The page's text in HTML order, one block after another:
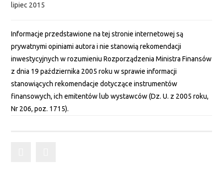
lipiec 2015
Informacje przedstawione na tej stronie internetowej są
prywatnymi opiniami autora i nie stanowią rekomendacji
inwestycyjnych w rozumieniu Rozporządzenia Ministra Finansów
z dnia 19 października 2005 roku w sprawie informacji
stanowiących rekomendacje dotyczące instrumentów
finansowych, ich emitentów lub wystawców (Dz. U. z 2005 roku,
Nr 206, poz. 1715).